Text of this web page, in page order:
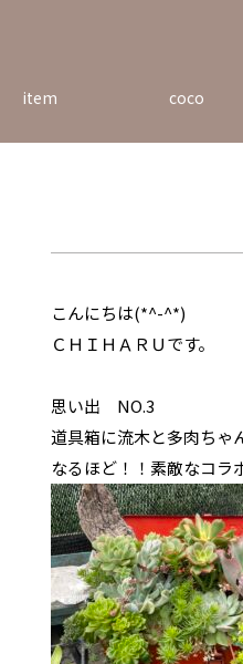
item coco
こんにちは(*^-^*)
ＣＨＩＨＡＲＵです。
思い出 NO.3
道具箱に流木と多肉ちゃ
なるほど！！素敵なコラ